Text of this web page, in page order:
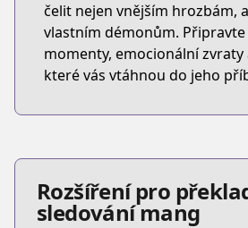
čelit nejen vnějším hrozbám,
vlastním démonům. Připravte
momenty, emocionální zvraty
které vás vtáhnou do jeho
Rozšíření pro
sledování mang